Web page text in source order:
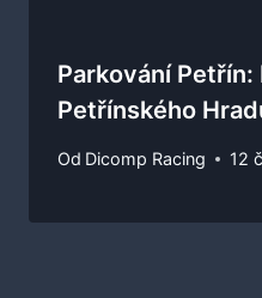
Parkování Petřín:
Petřínského
Od Dicomp Racing 12